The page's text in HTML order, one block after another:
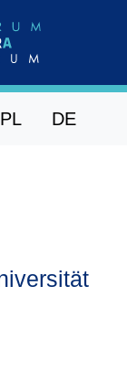
PL DE